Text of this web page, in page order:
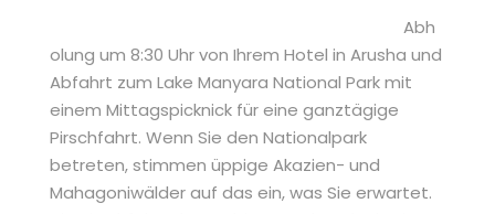
Abh
olung um 8:30 Uhr von Ihrem Hotel in Arusha und
Abfahrt zum Lake Manyara National Park mit
einem Mittagspicknick für eine ganztägige
Pirschfahrt. Wenn Sie den Nationalpark
betreten, stimmen üppige Akazien- und
Mahagoniwälder auf das ein, was Sie erwartet.